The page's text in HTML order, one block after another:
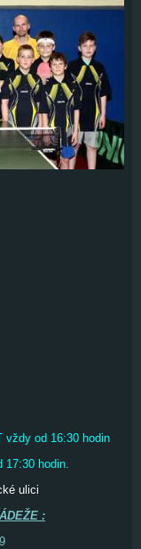
vždy od 16:30 hodin
hodin.
ulici
: